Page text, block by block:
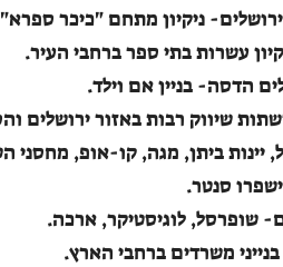
עשרות בתי ספר ברחבי העיר.
הדסה- בניין אם וילד.
שיווק רבות באזור ירושלים
יינות ביתן, מגה, קו-אופ, מחסני
סנטר.
שופרסל, לוגיסטיקר, ארכה.
משרדים ברחבי הארץ.